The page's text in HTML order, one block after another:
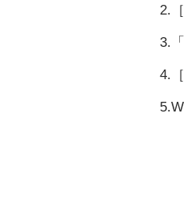
2.［
3.
4.［